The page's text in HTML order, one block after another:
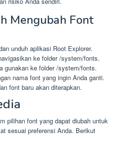
Mengubah Font
unduh aplikasi Root Explorer.
ke folder /system/fonts.
gunakan ke folder /system/fonts.
nama font yang ingin Anda ganti.
font baru akan diterapkan.
pilihan font yang dapat diubah untuk
sesuai preferensi Anda. Berikut